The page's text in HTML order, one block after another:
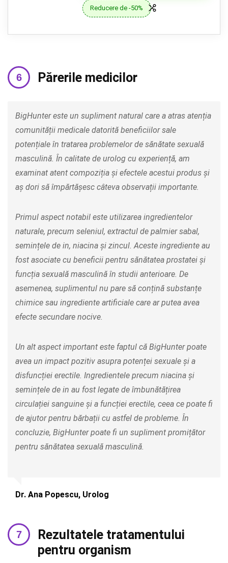
Reducere de -50%
Părerile medicilor
BigHunter este un supliment natural care a atras atenția
comunității medicale datorită beneficiilor sale
potențiale în tratarea problemelor de sănătate sexuală
masculină. În calitate de urolog cu experiență, am
examinat atent compoziția și efectele acestui produs și
aș dori să împărtășesc câteva observații importante.
Primul aspect notabil este utilizarea ingredientelor
naturale, precum seleniul, extractul de palmier sabal,
semințele de in, niacina și zincul. Aceste ingrediente au
fost asociate cu beneficii pentru sănătatea prostatei și
funcția sexuală masculină în studii anterioare. De
asemenea, suplimentul nu pare să conțină substanțe
chimice sau ingrediente artificiale care ar putea avea
efecte secundare nocive.
Un alt aspect important este faptul că BigHunter poate
avea un impact pozitiv asupra potenței sexuale și a
disfuncției erectile. Ingredientele precum niacina și
semințele de in au fost legate de îmbunătățirea
circulației sanguine și a funcției erectile, ceea ce poate fi
de ajutor pentru bărbații cu astfel de probleme. În
concluzie, BigHunter poate fi un supliment promițător
pentru sănătatea sexuală masculină.
Dr. Ana Popescu, Urolog
Rezultatele tratamentului
pentru organism